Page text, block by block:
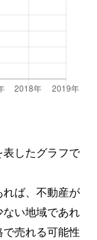
したグラフで
ば、不動産が
い地域であれ
売れる可能性